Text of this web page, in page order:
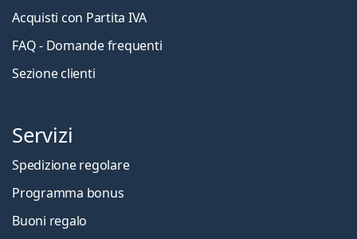
Acquisti con Partita IVA
FAQ - Domande frequenti
Sezione clienti
Servizi
Spedizione regolare
Programma bonus
Buoni regalo